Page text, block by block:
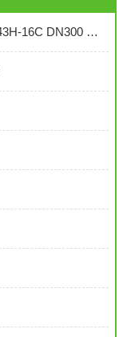
矿用煤安隔爆型电动法兰蝶阀 MD943H-16C DN300 煤矿用隔爆电动蝶阀